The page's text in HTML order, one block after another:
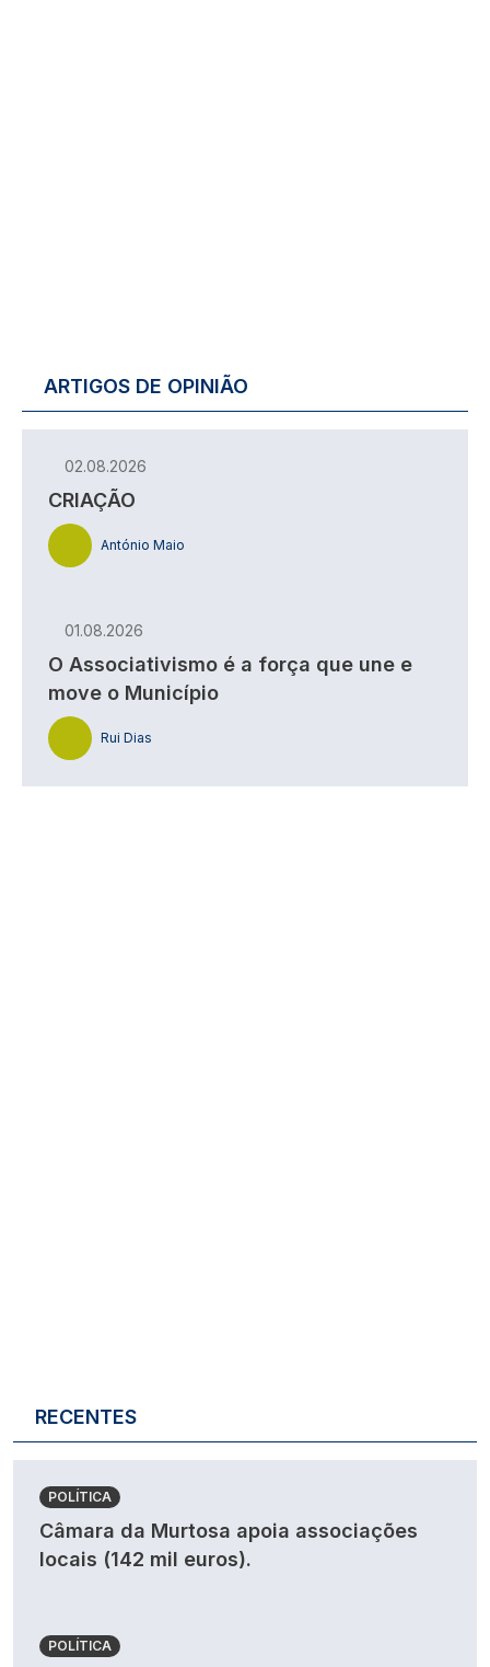
ARTIGOS DE OPINIÃO
02.08.2026
CRIAÇÃO
António Maio
01.08.2026
O Associativismo é a força que une e
move o Município
Rui Dias
RECENTES
POLÍTICA
Câmara da Murtosa apoia associações
locais (142 mil euros).
POLÍTICA